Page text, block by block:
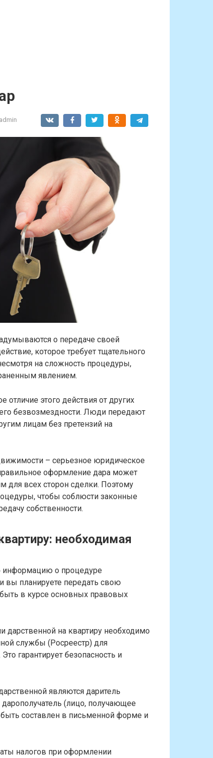
о передаче своей
которое требует тщательного
на сложность процедуры,
явлением.
отличие этого действия от других
безвозмездности. Люди передают
лицам без претензий на
– серьезное юридическое
оформление дара может
для всех сторон сделки. Поэтому
чтобы соблюсти законные
собственности.
необходимая
о процедуре
вы планируете передать свою
в курсе основных правовых
дарственной на квартиру необходимо
службы (Росреестр) для
гарантирует безопасность и
являются даритель
(лицо, получающее
составлен в письменной форме и
налогов при оформлении